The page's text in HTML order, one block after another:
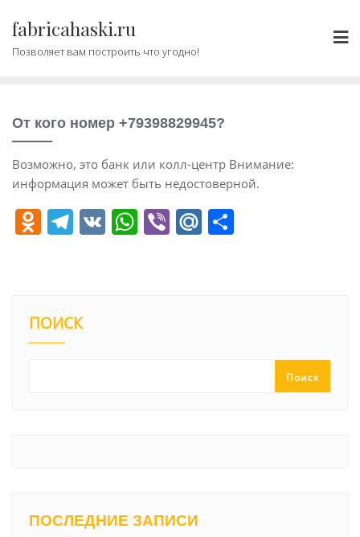
содержимому
fabricahaski.ru
Позволяет вам построить что угодно!
От кого номер +79398829945?
Возможно, это банк или колл-центр Внимание:
информация может быть недостоверной.
O
kl
a
T
a
V W Vi M
ПОИСК
Поиск
ПОСЛЕДНИЕ ЗАПИСИ